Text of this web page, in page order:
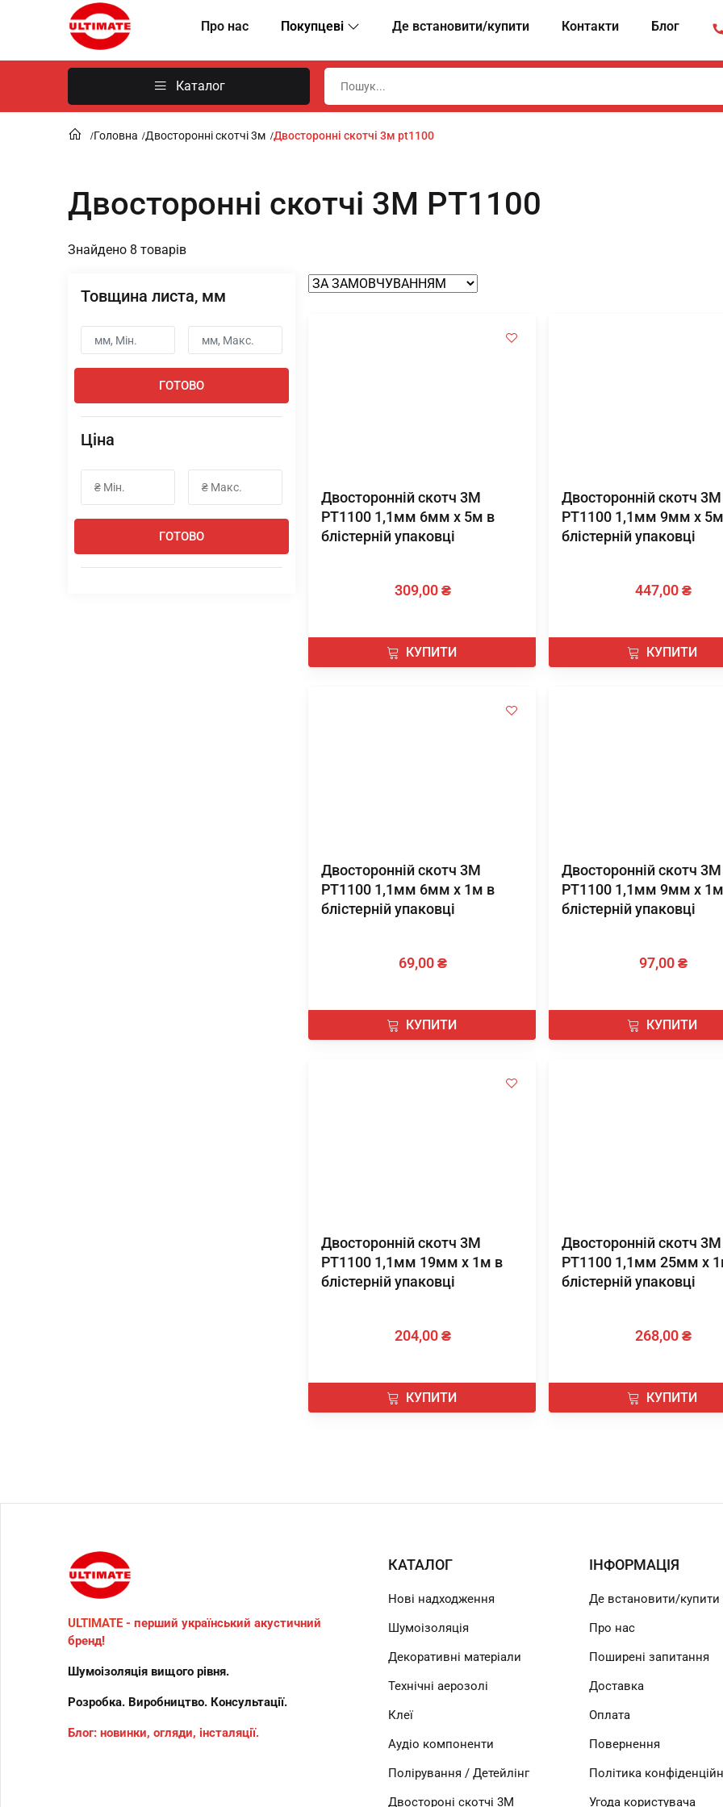
Про нас Покупцеві Де встановити/купити Контакти Блог
Каталог
Головна Двосторонні скотчі 3м Двосторонні скотчі 3м pt1100
Двосторонні скотчі 3М PT1100
Знайдено 8 товарів
Товщина листа, мм
ГОТОВО
Ціна
ГОТОВО
Двосторонній скотч 3М
PT1100 1,1мм 6мм х 5м в
блістерній упаковці
309,00 ₴
КУПИТИ
Двосторонній скотч 3М
PT1100 1,1мм 9мм х
блістерній упаковці
447,00 ₴
КУПИТИ
Двосторонній скотч 3М
PT1100 1,1мм 6мм х 1м в
блістерній упаковці
69,00 ₴
КУПИТИ
Двосторонній скотч 3М
PT1100 1,1мм 9мм х
блістерній упаковці
97,00 ₴
КУПИТИ
Двосторонній скотч 3М
PT1100 1,1мм 19мм х 1м в
блістерній упаковці
204,00 ₴
КУПИТИ
Двосторонній скотч 3М
PT1100 1,1мм 25мм х
блістерній упаковці
268,00 ₴
КУПИТИ
ULTIMATE - перший український акустичний
бренд!
Шумоізоляція вищого рівня.
Розробка. Виробництво. Консультації.
Блог: новинки, огляди, інсталяції.
КАТАЛОГ
Нові надходження
Шумоізоляція
Декоративні матеріали
Технічні аерозолі
Клеї
Аудіо компоненти
Полірування / Детейлінг
Двостороні скотчі 3М
ІНФОРМАЦІЯ
Де встановити/купити
Про нас
Поширені запитання
Доставка
Оплата
Повернення
Політика
Угода користувача